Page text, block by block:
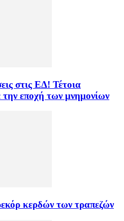
στις ΕΔ! Τέτοια
την εποχή των μνημονίων
κερδών των τραπεζών